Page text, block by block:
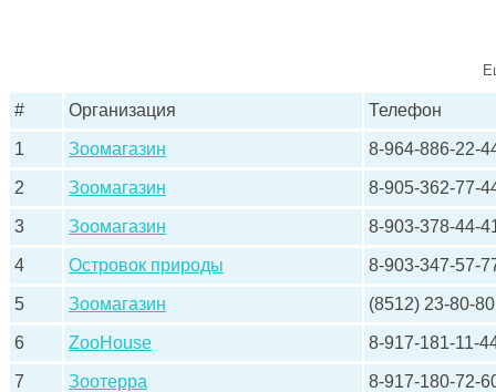
# Организация Телефон
1 Зоомагазин 8-964-886-22-
2 Зоомагазин 8-905-362-77-
3 Зоомагазин 8-903-378-44-
4 Островок природы 8-903-347-57-
5 Зоомагазин (8512) 23-80-80
6 ZooHouse 8-917-181-11-
7 Зоотерра 8-917-180-72-